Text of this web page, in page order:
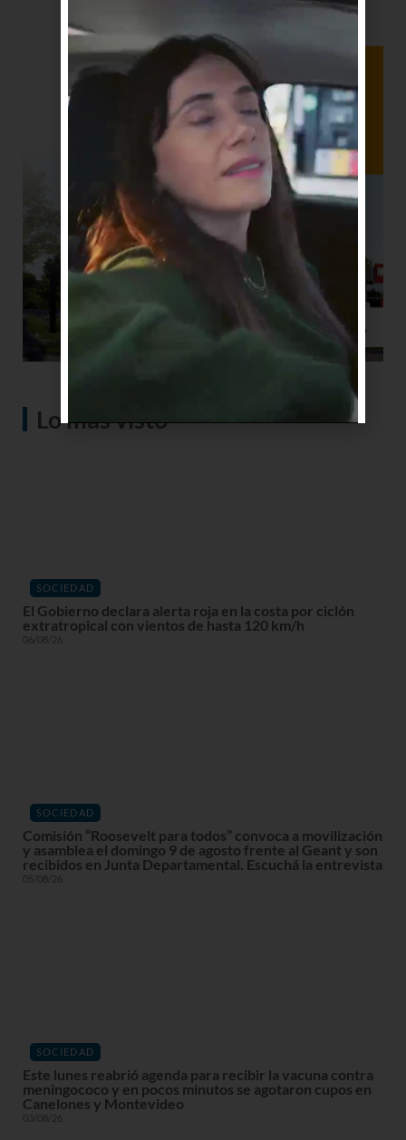
Lo más visto
SOCIEDAD
El Gobierno declara alerta roja en la costa por ciclón
extratropical con vientos de hasta 120 km/h
06/08/26
SOCIEDAD
Comisión “Roosevelt para todos” convoca a movilización
y asamblea el domingo 9 de agosto frente al Geant y son
recibidos en Junta Departamental. Escuchá la entrevista
05/08/26
SOCIEDAD
Este lunes reabrió agenda para recibir la vacuna contra
meningococo y en pocos minutos se agotaron cupos en
Canelones y Montevideo
03/08/26